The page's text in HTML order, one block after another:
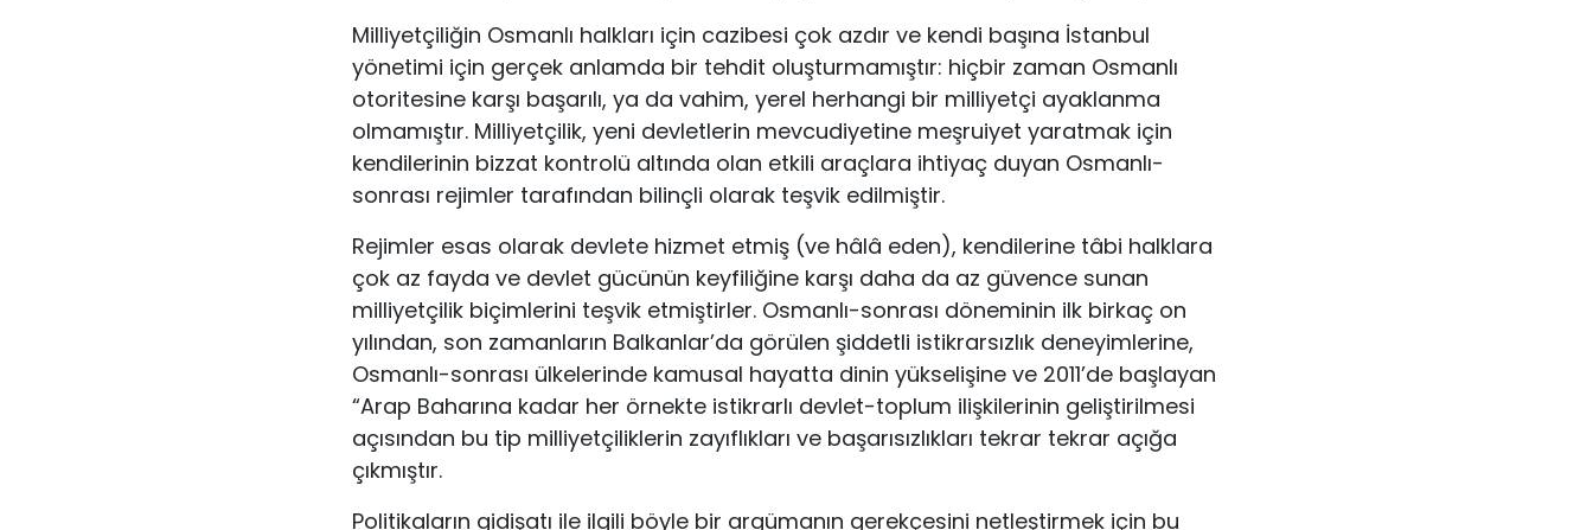
Milliyetçiliğin Osmanlı halkları için cazibesi çok azdır ve kendi başına İstanbul
yönetimi için gerçek anlamda bir tehdit oluşturmamıştır: hiçbir zaman Osmanlı
otoritesine karşı başarılı, ya da vahim, yerel herhangi bir milliyetçi ayaklanma
olmamıştır. Milliyetçilik, yeni devletlerin mevcudiyetine meşruiyet yaratmak için
kendilerinin bizzat kontrolü altında olan etkili araçlara ihtiyaç duyan Osmanlı-
sonrası rejimler tarafından bilinçli olarak teşvik edilmiştir.
Rejimler esas olarak devlete hizmet etmiş (ve hâlâ eden), kendilerine tâbi halklara
çok az fayda ve devlet gücünün keyfiliğine karşı daha da az güvence sunan
milliyetçilik biçimlerini teşvik etmiştirler. Osmanlı-sonrası döneminin ilk birkaç on
yılından, son zamanların Balkanlar’da görülen şiddetli istikrarsızlık deneyimlerine,
Osmanlı-sonrası ülkelerinde kamusal hayatta dinin yükselişine ve 2011’de başlayan
“Arap Baharına kadar her örnekte istikrarlı devlet-toplum ilişkilerinin geliştirilmesi
açısından bu tip milliyetçiliklerin zayıflıkları ve başarısızlıkları tekrar tekrar açığa
çıkmıştır.
Politikaların gidişatı ile ilgili böyle bir argümanın gerekçesini netleştirmek için bu